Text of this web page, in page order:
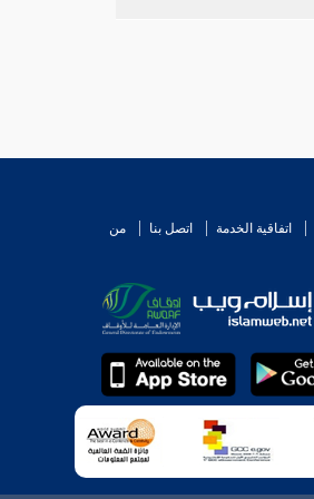
اتفاقية الخدمة اتصل بنا
من